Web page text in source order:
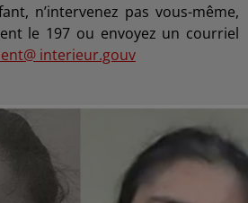
n’intervenez pas vous-même,
le 197 ou envoyez un courriel
interieur.gouv